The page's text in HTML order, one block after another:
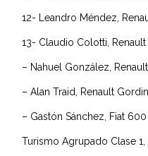
12- Leandro Méndez,
13- Claudio Colotti,
– Nahuel González,
– Alan Traid, Renault
– Gastón Sánchez, Fiat
Turismo Agrupado Clase 1,